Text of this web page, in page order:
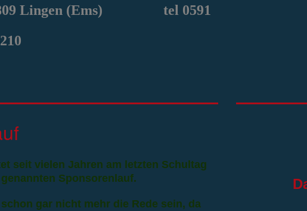
Lingen (Ems) tel 0591
seit vielen Jahren am letzten Schultag
Sponsorenlauf.
gar nicht mehr die Rede sein, da